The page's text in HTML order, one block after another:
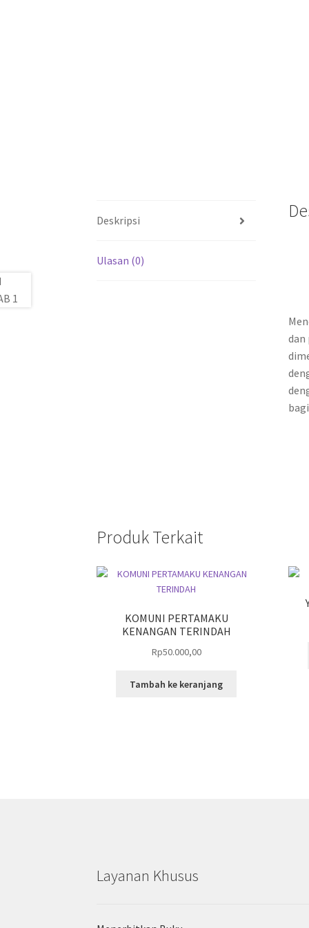
Deskripsi
Ulasan (0)
dan
Produk Terkait
KOMUNI PERTAMAKU
KENANGAN TERINDAH
Rp50.000,00
Tambah ke keranjang
Layanan Khusus